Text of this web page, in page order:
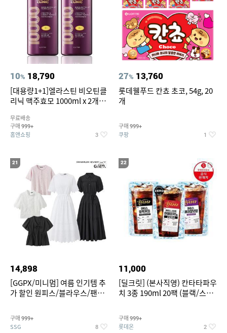
10% 18,790
[대용량1+1]엘라스틴 비오틴클
리닉 맥주효모 1000ml x 2개
무료배송
구매 999+
홈앤쇼핑 3
27% 13,760
롯데웰푸드 칸쵸 초코, 54g, 20
개
구매 999+
쿠팡 1
21
14,898
[GGPX/미니멈] 여름 인기템 추
가 할인 원피스/블라우스/팬츠
구매 999+
SSG 8
22
11,000
[딜크릿] (본사직영) 칸타타파우
치 3종 190ml 20팩 (블랙/스위
구매 999+
롯데온 2